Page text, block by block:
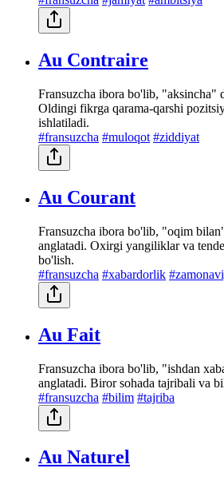
Au Contraire
Fransuzcha ibora bo'lib, "aksincha"
Oldingi fikrga qarama-qarshi
ishlatiladi.
#fransuzcha #muloqot #ziddiyat
Au Courant
Fransuzcha ibora bo'lib, "oqim
anglatadi. Oxirgi yangiliklar va
bo'lish.
#fransuzcha #xabardorlik
Au Fait
Fransuzcha ibora bo'lib, "ishdan
anglatadi. Biror sohada tajribali va
#fransuzcha #bilim #tajriba
Au Naturel